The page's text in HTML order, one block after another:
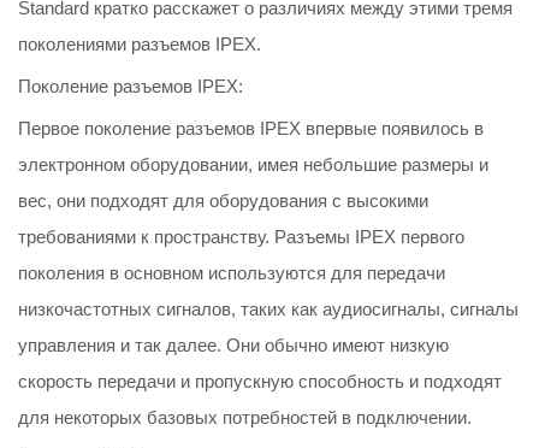
Standard кратко расскажет о различиях между этими тремя
поколениями разъемов IPEX.
Поколение разъемов IPEX:
Первое поколение разъемов IPEX впервые появилось в
электронном оборудовании, имея небольшие размеры и
вес, они подходят для оборудования с высокими
требованиями к пространству. Разъемы IPEX первого
поколения в основном используются для передачи
низкочастотных сигналов, таких как аудиосигналы, сигналы
управления и так далее. Они обычно имеют низкую
скорость передачи и пропускную способность и подходят
для некоторых базовых потребностей в подключении.